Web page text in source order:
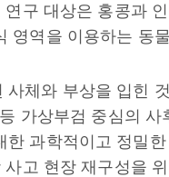
연구 대상은 홍콩과
영역을 이용하는 동
사체와 부상을 입힌
가상부검 중심의
한 과학적이고 정밀
고 현장 재구성을